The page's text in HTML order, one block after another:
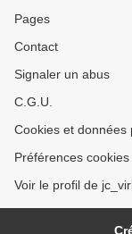
Pages
Contact
Signaler un abus
C.G.U.
Cookies et données
Préférences cookies
Voir le profil de